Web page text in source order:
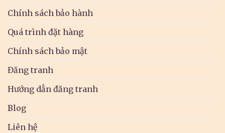
Chính sách bảo hành
Quá trình đặt hàng
Chính sách bảo mật
Đăng tranh
Hướng dẫn đăng tranh
Blog
Liên hệ